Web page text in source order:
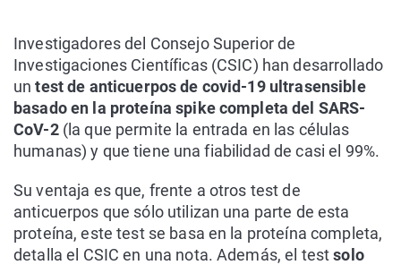
Investigadores del Consejo Superior de
Investigaciones Científicas (CSIC) han desarrollado
untest de anticuerpos de covid-19 ultrasensible
basado en la proteína spike completa del SARS-
CoV-2(la que permite la entrada en las células
humanas) y que tiene una fiabilidad de casi el 99%.
Su ventaja es que, frente a otros test de
anticuerpos que sólo utilizan una parte de esta
proteína, este test se basa en la proteína completa,
detalla el CSIC en una nota. Además, el testsolo